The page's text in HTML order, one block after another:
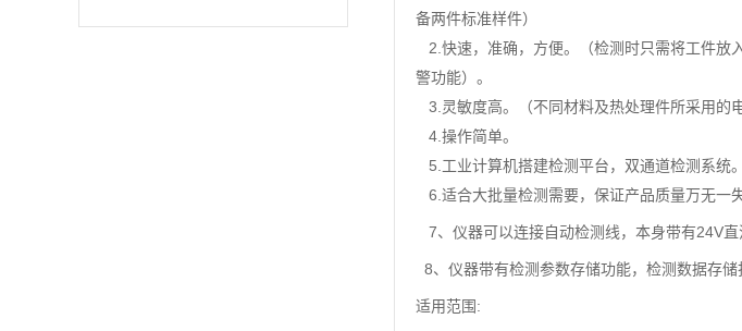
备两件标准样件）
2.快速，准确，方便。（检测时只需将工件放
警功能）。
3.灵敏度高。（不同材料及热处理件所采用的
4.操作简单。
5.工业计算机搭建检测平台，双通道检测系统。
6.适合大批量检测需要，保证产品质量万无一
7、仪器可以连接自动检测线，本身带有24V直
8、仪器带有检测参数存储功能，检测数据存储
适用范围: